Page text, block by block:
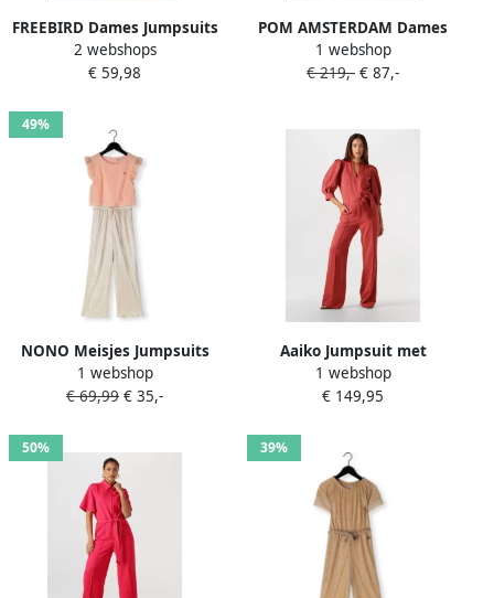
FREEBIRD Dames Jumpsuits
Wv-tencel-linen-23-2 Blauw
2 webshops
€ 59,98
POM AMSTERDAM Dames
Jumpsuits Jumpsuit Palm
Green Jacquard Groen
1 webshop
€ 219,- € 87,-
49%
NONO Meisjes Jumpsuits
Semma Jumpsuit Multi
1 webshop
€ 69,99 € 35,-
Aaiko Jumpsuit met
strikceintuur Hellen rood
1 webshop
€ 149,95
50% 39%